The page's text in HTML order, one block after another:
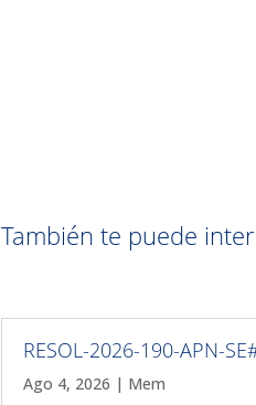
También te puede
RESOL-2026-190-APN-
Ago 4, 2026 | Mem